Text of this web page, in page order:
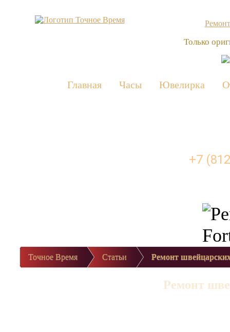
Только
Главная Часы Ювелирка
+7
Точное Время Статьи Ремонт
Ремонт